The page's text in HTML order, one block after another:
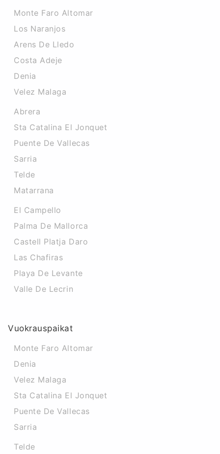
Monte Faro Altomar
Los Naranjos
Arens De Lledo
Costa Adeje
Denia
Velez Malaga
Abrera
Sta Catalina El Jonquet
Puente De Vallecas
Sarria
Telde
Matarrana
El Campello
Palma De Mallorca
Castell Platja Daro
Las Chafiras
Playa De Levante
Valle De Lecrin
Vuokrauspaikat
Monte Faro Altomar
Denia
Velez Malaga
Sta Catalina El Jonquet
Puente De Vallecas
Sarria
Telde